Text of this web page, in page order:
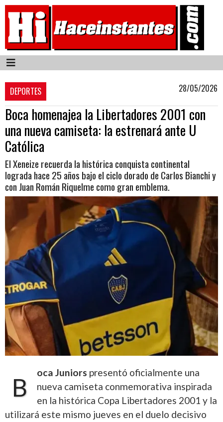
DEPORTES 28/05/2026
Boca homenajea la Libertadores 2001 con
una nueva camiseta: la estrenará ante U
Católica
El Xeneize recuerda la histórica conquista continental
lograda hace 25 años bajo el ciclo dorado de Carlos Bianchi y
con Juan Román Riquelme como gran emblema.
B
oca Juniors presentó oficialmente una
nueva camiseta conmemorativa inspirada
en la histórica Copa Libertadores 2001 y la
utilizará este mismo jueves en el duelo decisivo